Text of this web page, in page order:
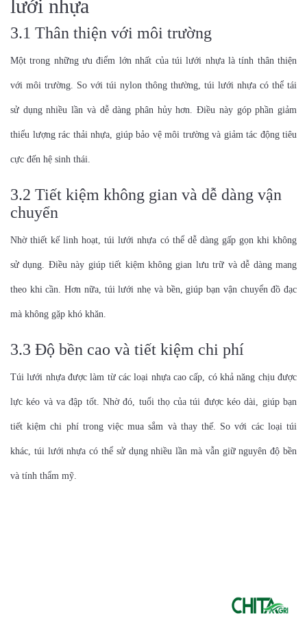
lưới nhựa
3.1 Thân thiện với môi trường
Một trong những ưu điểm lớn nhất của túi lưới nhựa là tính thân thiện
với môi trường. So với túi nylon thông thường, túi lưới nhựa có thể tái
sử dụng nhiều lần và dễ dàng phân hủy hơn. Điều này góp phần giảm
thiểu lượng rác thải nhựa, giúp bảo vệ môi trường và giảm tác động tiêu
cực đến hệ sinh thái.
3.2 Tiết kiệm không gian và dễ dàng vận
chuyển
Nhờ thiết kế linh hoạt, túi lưới nhựa có thể dễ dàng gấp gọn khi không
sử dụng. Điều này giúp tiết kiệm không gian lưu trữ và dễ dàng mang
theo khi cần. Hơn nữa, túi lưới nhẹ và bền, giúp bạn vận chuyển đồ đạc
mà không gặp khó khăn.
3.3 Độ bền cao và tiết kiệm chi phí
Túi lưới nhựa được làm từ các loại nhựa cao cấp, có khả năng chịu được
lực kéo và va đập tốt. Nhờ đó, tuổi thọ của túi được kéo dài, giúp bạn
tiết kiệm chi phí trong việc mua sắm và thay thế. So với các loại túi
khác, túi lưới nhựa có thể sử dụng nhiều lần mà vẫn giữ nguyên độ bền
và tính thẩm mỹ.